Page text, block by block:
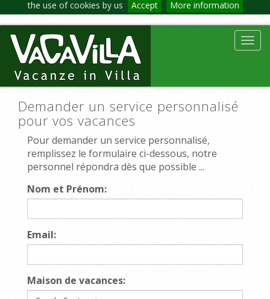
the use of cookies by us Accept More information
Demander un service personnalisé
pour vos vacances
Pour demander un service personnalisé,
remplissez le formulaire ci-dessous, notre
personnel répondra dès que possible ...
Nom et Prénom:
Email:
Maison de vacances: